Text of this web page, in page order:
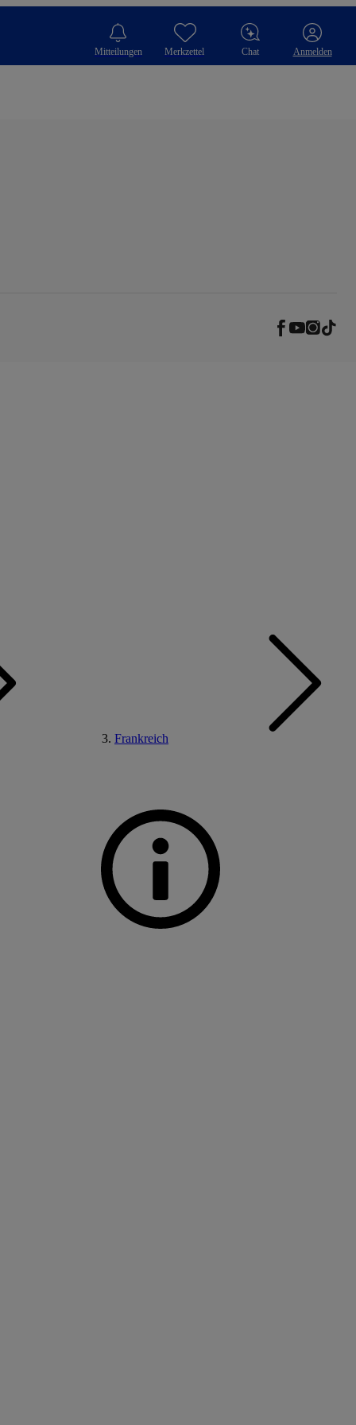
Mitteilungen Merkzettel Chat Anmelden
Frankreich